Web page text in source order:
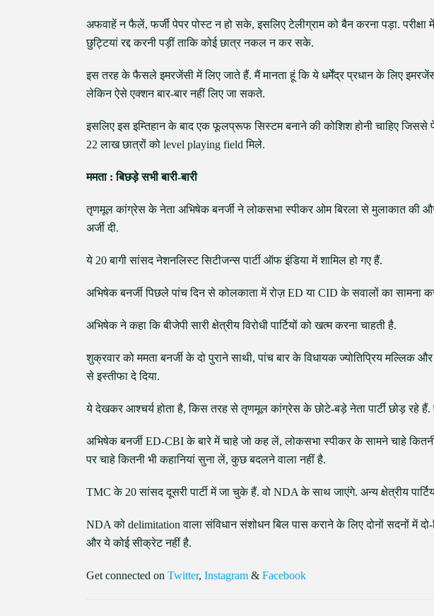
अफवाहें न फैलें, फर्जी पेपर पोस्ट न हो सके, इसलिए टेलीग्राम को बैन करना पड़ा.
छुट्टियां रद्द करनी पड़ीं ताकि कोई छात्र नकल न कर सके.
इस तरह के फैसले इमरजेंसी में लिए जाते हैं. मैं मानता हूं कि ये धर्मेंद्र प्रधान के लिए
लेकिन ऐसे एक्शन बार-बार नहीं लिए जा सकते.
इसलिए इस इम्तिहान के बाद एक फूलप्रूफ सिस्टम बनाने की कोशिश होनी चाहिए जिससे
22 लाख छात्रों को level playing field मिले.
ममता : बिछड़े सभी बारी-बारी
तृणमूल कांग्रेस के नेता अभिषेक बनर्जी ने लोकसभा स्पीकर ओम बिरला से मुलाकात की
अर्जी दी.
ये 20 बागी सांसद नेशनलिस्ट सिटीजन्स पार्टी ऑफ इंडिया में शामिल हो गए हैं.
अभिषेक बनर्जी पिछले पांच दिन से कोलकाता में रोज़ ED या CID के सवालों का सामना
अभिषेक ने कहा कि बीजेपी सारी क्षेत्रीय विरोधी पार्टियों को खत्म करना चाहती है.
शुक्रवार को ममता बनर्जी के दो पुराने साथी, पांच बार के विधायक ज्योतिप्रिय मल्लिक
से इस्तीफा दे दिया.
ये देखकर आश्चर्य होता है, किस तरह से तृणमूल कांग्रेस के छोटे-बड़े नेता पार्टी छोड़ रहे हैं.
अभिषेक बनर्जी ED-CBI के बारे में चाहे जो कह लें, लोकसभा स्पीकर के सामने चाहे
पर चाहे कितनी भी कहानियां सुना लें, कुछ बदलने वाला नहीं है.
TMC के 20 सांसद दूसरी पार्टी में जा चुके हैं. वो NDA के साथ जाएंगे. अन्य क्षेत्रीय
NDA को delimitation वाला संविधान संशोधन बिल पास कराने के लिए दोनों सदनों में दो-
और ये कोई सीक्रेट नहीं है.
Get connected on Twitter, Instagram & Facebook